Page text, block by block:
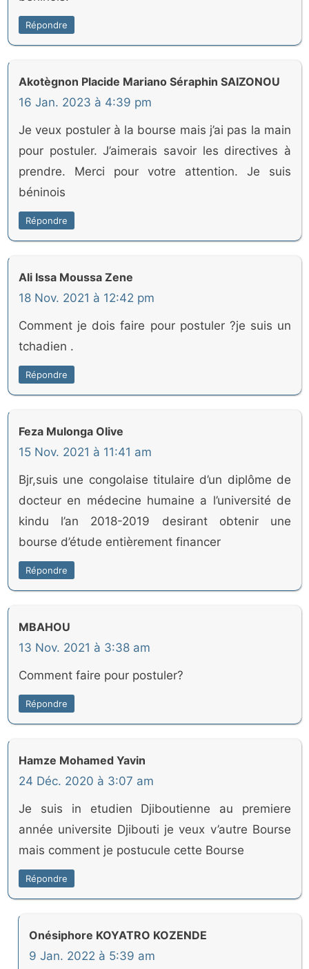
Répondre
Akotègnon Placide Mariano Séraphin SAIZONOU
16 Jan. 2023 à 4:39 pm
Je veux postuler à la bourse mais j’ai pas la main
pour postuler. J’aimerais savoir les directives à
prendre. Merci pour votre attention. Je suis
béninois
Répondre
Ali Issa Moussa Zene
18 Nov. 2021 à 12:42 pm
Comment je dois faire pour postuler ?je suis un
tchadien .
Répondre
Feza Mulonga Olive
15 Nov. 2021 à 11:41 am
Bjr,suis une congolaise titulaire d’un diplôme de
docteur en médecine humaine a l’université de
kindu l’an 2018-2019 desirant obtenir une
bourse d’étude entièrement financer
Répondre
MBAHOU
13 Nov. 2021 à 3:38 am
Comment faire pour postuler?
Répondre
Hamze Mohamed Yavin
24 Déc. 2020 à 3:07 am
Je suis in etudien Djiboutienne au premiere
année universite Djibouti je veux v’autre Bourse
mais comment je postucule cette Bourse
Répondre
Onésiphore KOYATRO KOZENDE
9 Jan. 2022 à 5:39 am